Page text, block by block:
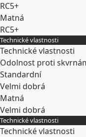
RC5+
Matná
RC5+
Rozbalit
Technické vlastnosti
Technické vlastnosti
Odolnost proti
Standardní
Velmi dobrá
Matná
Velmi dobrá
Rozbalit
Technické vlastnosti
Technické vlastnosti